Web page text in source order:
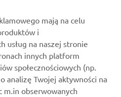
mają na celu
i
usług na naszej stronie
innych platform
społecznościowych (np.
analizę Twojej aktywności na
m.in obserwowanych